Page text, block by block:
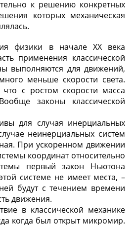
к решению конкретных
которых механическая
физики в начале XX века
применения классической
выполняются для движений,
меньше скорости света.
с ростом скорости масса
законы классической
для случая инерциальных
неинерциальных систем
При ускоренном движении
координат относительно
первый закон Ньютона
системе не имеет места, –
будут с течением времени
движения.
в классической механике
когда был открыт микромир.